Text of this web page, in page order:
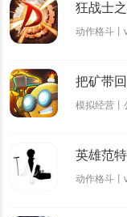
狂战士
动作格斗丨
把矿带
模拟经营丨
英雄范
动作格斗丨